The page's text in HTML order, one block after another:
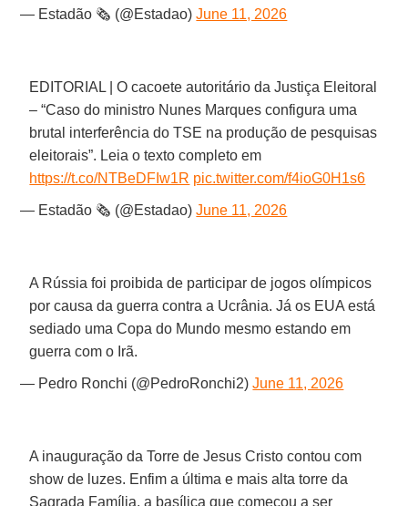
— Estadão 🗞️ (@Estadao)June 11, 2026
EDITORIAL | O cacoete autoritário da Justiça Eleitoral
– “Caso do ministro Nunes Marques configura uma
brutal interferência do TSE na produção de pesquisas
eleitorais”. Leia o texto completo em
https://t.co/NTBeDFIw1R pic.twitter.com/f4ioG0H1s6
— Estadão 🗞️ (@Estadao)June 11, 2026
A Rússia foi proibida de participar de jogos olímpicos
por causa da guerra contra a Ucrânia. Já os EUA está
sediado uma Copa do Mundo mesmo estando em
guerra com o Irã.
— Pedro Ronchi (@PedroRonchi2)June 11, 2026
A inauguração da Torre de Jesus Cristo contou com
show de luzes. Enfim a última e mais alta torre da
Sagrada Família, a basílica que começou a ser